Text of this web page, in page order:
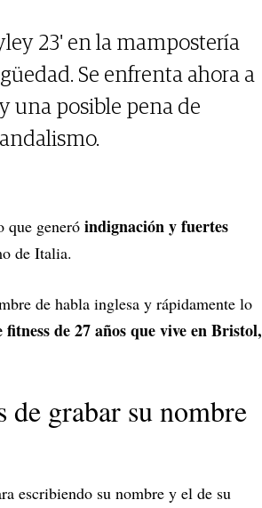
23' en la mampostería
Se enfrenta ahora a
una posible pena de
que generó indignación y fuertes
de Italia.
de habla inglesa y rápidamente lo
de 27 años que vive en Bristol,
de grabar su nombre
escribiendo su nombre y el de su